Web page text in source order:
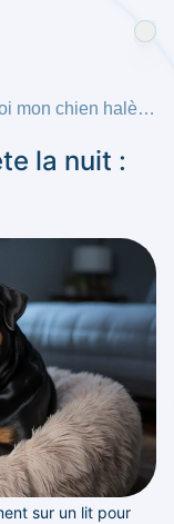
Pourquoi mon chien halète la nuit : causes et solutions
la nuit :
sur un lit pour